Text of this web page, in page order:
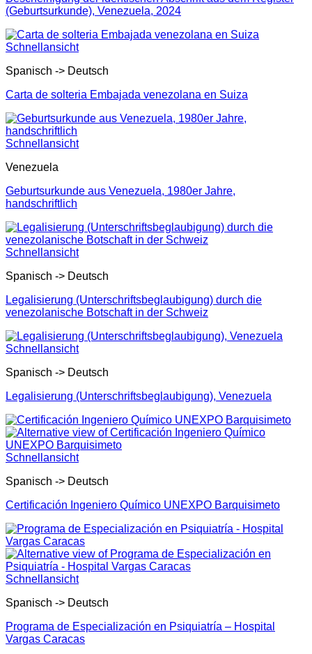
(Geburtsurkunde), Venezuela, 2024
Schnellansicht
Spanisch -> Deutsch
Carta de solteria Embajada venezolana en Suiza
Schnellansicht
Venezuela
Geburtsurkunde aus Venezuela, 1980er Jahre,
handschriftlich
Schnellansicht
Spanisch -> Deutsch
Legalisierung (Unterschriftsbeglaubigung) durch die
venezolanische Botschaft in der Schweiz
Schnellansicht
Spanisch -> Deutsch
Legalisierung (Unterschriftsbeglaubigung), Venezuela
Schnellansicht
Spanisch -> Deutsch
Certificación Ingeniero Químico UNEXPO Barquisimeto
Schnellansicht
Spanisch -> Deutsch
Programa de Especialización en Psiquiatría – Hospital
Vargas Caracas